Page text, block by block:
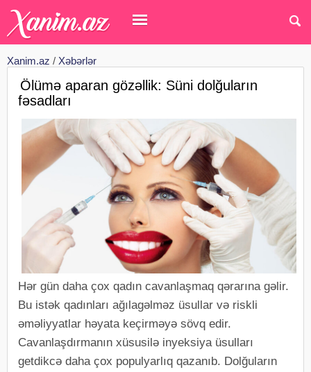
Xanim.az / Xəbərlər
Ölümə aparan gözəllik: Süni dolğuların
fəsadları
Hər gün daha çox qadın cavanlaşmaq qərarına gəlir.
Bu istək qadınları ağılagəlməz üsullar və riskli
əməliyyatlar həyata keçirməyə sövq edir.
Cavanlaşdırmanın xüsusilə inyeksiya üsulları
getdikcə daha çox populyarlıq qazanıb. Dolğuların